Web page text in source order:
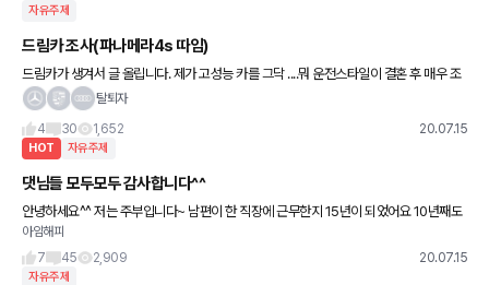
자유주제
드림카 조사(파나메라4s 따임)
드림카가 생겨서 글 올립니다. 제가 고성능 카를 그닥 ....뭐 운전스타일이 결혼 후 매우 조
심히 운전해서 고성능카가 필요하진 않았는데 오늘 일이 생겨서 파나메라로 따여보니 빠
탈퇴자
4
30 1,652 20.07.15
HOT 자유주제
댓님들 모두모두 감사합니다^^
안녕하세요^^ 저는 주부입니다~ 남편이 한 직장에 근무한지 15년이 되었어요 10년째도
아무것도 못해줬는데 차바꿀때도 된거같고 해서 몰래 선물을 해주고 싶어요 저는 외제차
는 커녕 국산차도 안사본..
아임해피
7
45 2,909 20.07.15
자유주제